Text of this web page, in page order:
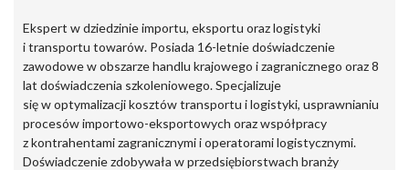
Ekspert w dziedzinie importu, eksportu oraz logistyki
i transportu towarów. Posiada 16-letnie doświadczenie
zawodowe w obszarze handlu krajowego i zagranicznego oraz 8
lat doświadczenia szkoleniowego. Specjalizuje
się w optymalizacji kosztów transportu i logistyki, usprawnianiu
procesów importowo-eksportowych oraz współpracy
z kontrahentami zagranicznymi i operatorami logistycznymi.
Doświadczenie zdobywała w przedsiębiorstwach branży